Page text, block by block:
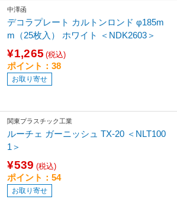
中澤函
デコラプレート カルトンロンド φ185m
m（25枚入） ホワイト ＜NDK2603＞
¥1,265 (税込)
ポイント：38
お取り寄せ
関東プラスチック工業
ルーチェ ガーニッシュ TX-20 ＜NLT100
1＞
¥539 (税込)
ポイント：54
お取り寄せ